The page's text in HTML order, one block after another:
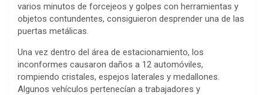
varios minutos de forcejeos y golpes con herramientas y
objetos contundentes, consiguieron desprender una de las
puertas metálicas.
Una vez dentro del área de estacionamiento, los
inconformes causaron daños a 12 automóviles,
rompiendo cristales, espejos laterales y medallones.
Algunos vehículos pertenecían a trabajadores y